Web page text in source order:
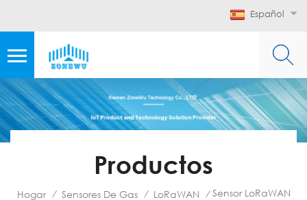
Español
Productos
Hogar / Sensores De Gas / LoRaWAN / Sensor LoRaWAN